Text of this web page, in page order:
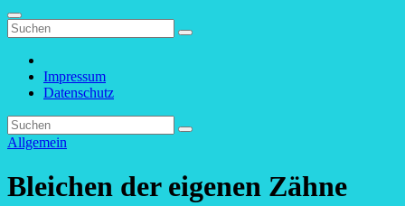
Impressum
Datenschutz
Allgemein
Bleichen der eigenen Zähne